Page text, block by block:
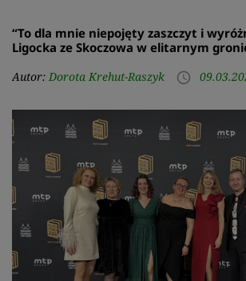
“To dla mnie niepojęty zaszczyt i
Ligocka ze Skoczowa w elitarnym
Autor: Dorota Krehut-Raszyk access_time